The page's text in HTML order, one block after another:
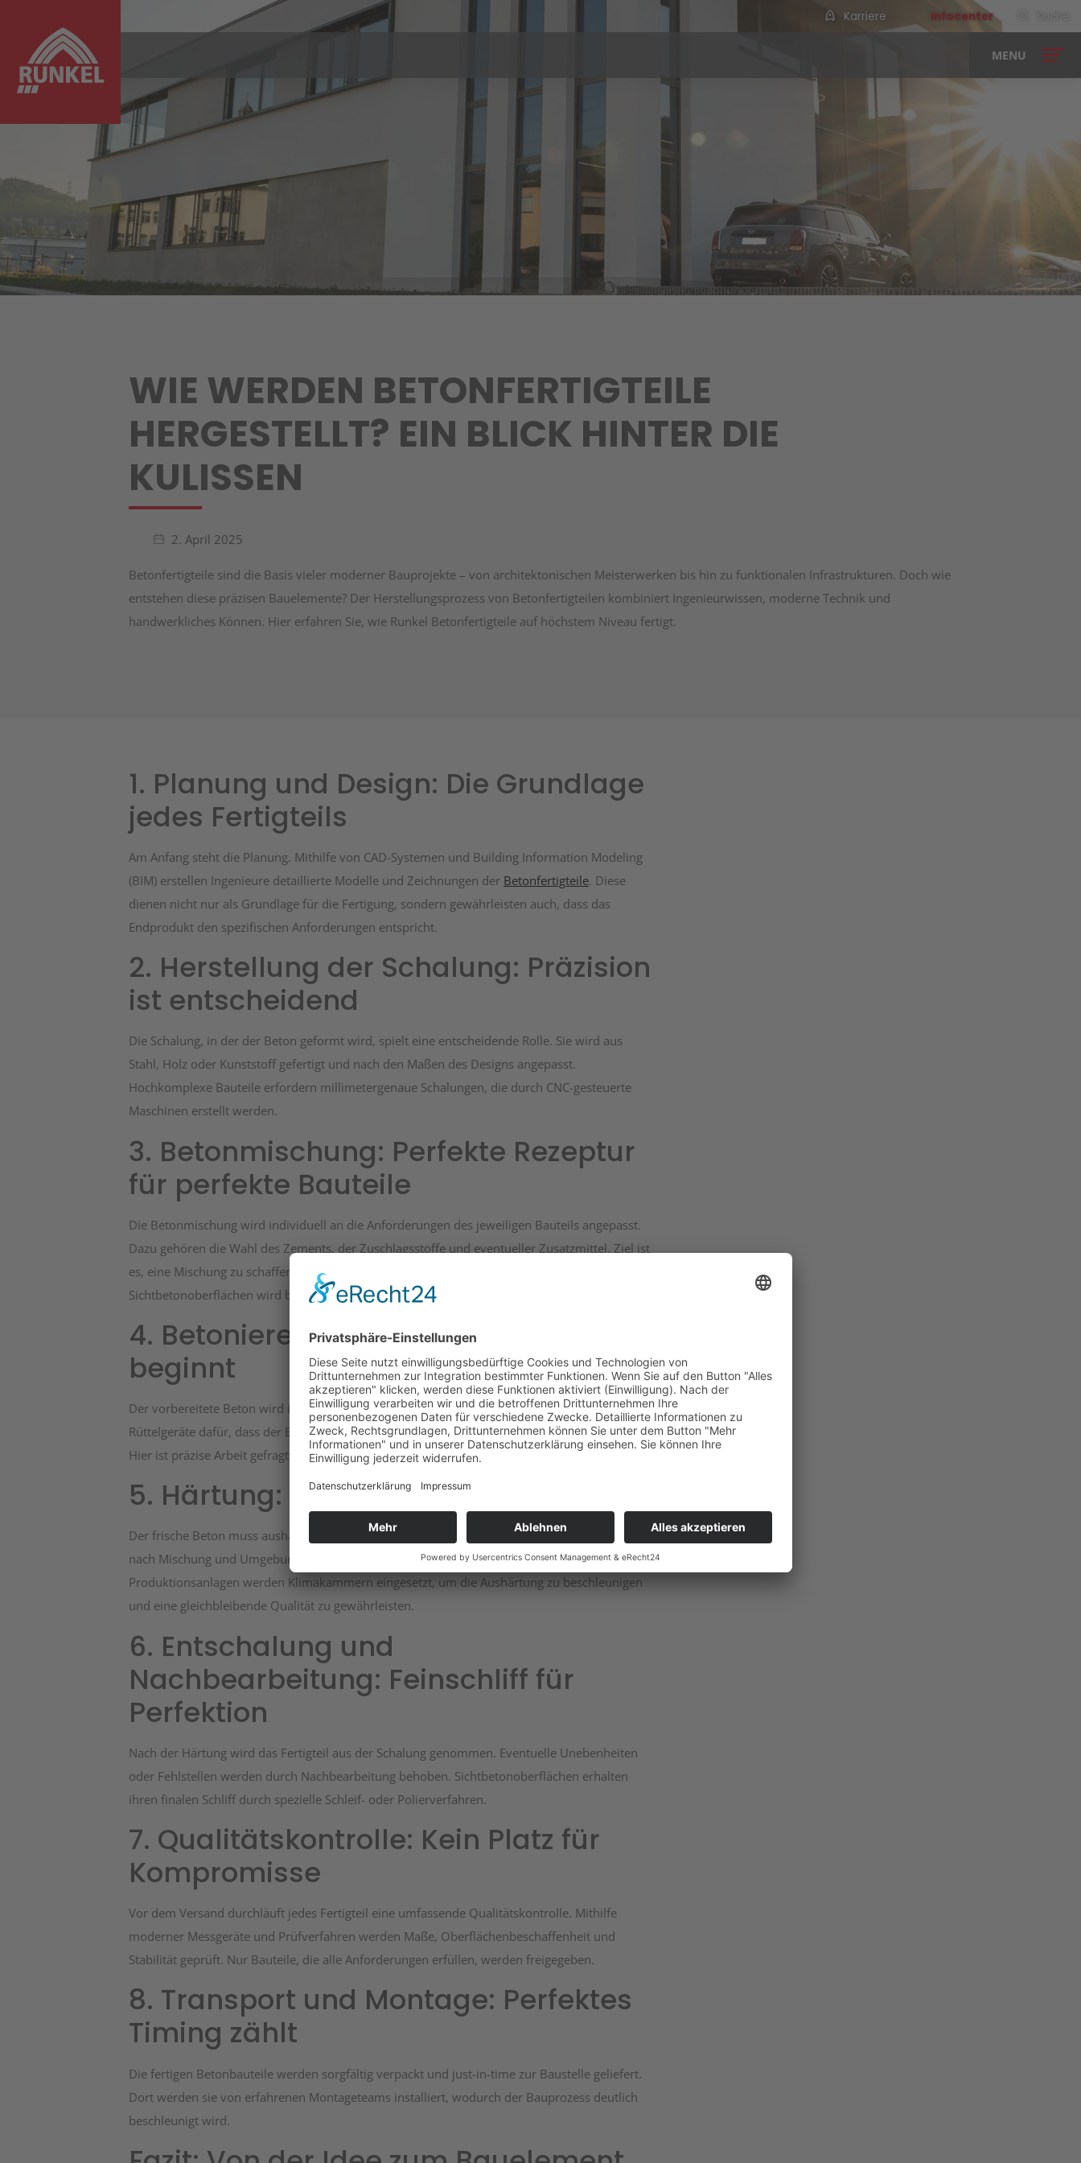
Karriere Infocenter
MENU
MENU SCHLIESSEN
Ihr Projekt
Leistungen
PlanConsult
UnternehmenWIE WERDEN BETONFERTIGTEILE
HERGESTELLT? EIN BLICK HINTER DIE
KULISSEN
2. April 2025
Betonfertigteile sind die Basis vieler moderner Bauprojekte – von architektonischen Meisterwerken bis hin zu funktionalen Infrastrukturen. Doch wie
entstehen diese präzisen Bauelemente? Der Herstellungsprozess von Betonfertigteilen kombiniert Ingenieurwissen, moderne Technik und
handwerkliches Können. Hier erfahren Sie, wie Runkel Betonfertigteile auf höchstem Niveau fertigt.
1. Planung und Design: Die Grundlage
jedes Fertigteils
Am Anfang steht die Planung. Mithilfe von CAD-Systemen und Building Information Modeling
(BIM) erstellen Ingenieure detaillierte Modelle und Zeichnungen der Betonfertigteile. Diese
dienen nicht nur als Grundlage für die Fertigung, sondern gewährleisten auch, dass das
Endprodukt den spezifischen Anforderungen entspricht.
2. Herstellung der Schalung: Präzision
ist entscheidend
Die Schalung, in der der Beton geformt wird, spielt eine entscheidende Rolle. Sie wird aus
Stahl, Holz oder Kunststoff gefertigt und nach den Maßen des Designs angepasst.
Hochkomplexe Bauteile erfordern millimetergenaue Schalungen, die durch CNC-gesteuerte
Maschinen erstellt werden.
3. Betonmischung: Perfekte Rezeptur
für perfekte Bauteile
Die Betonmischung wird individuell an die Anforderungen des jeweiligen Bauteils angepasst.
Dazu gehören die Wahl des Zements, der Zuschlagsstoffe und eventueller Zusatzmittel. Ziel ist
es, eine Mischung zu schaffen, die sowohl stabil als auch optisch ansprechend ist. Für
Sichtbetonoberflächen wird besonders feiner Beton verwendet.
4. Betonieren: Der Fertigungsprozess
beginnt
Der vorbereitete Beton wird in die Schalung gegossen. Dabei sorgen Vibrationstische oder
Rüttelgeräte dafür, dass der Beton gleichmäßig verteilt wird und keine Hohlräume entstehen.
Hier ist präzise Arbeit gefragt, da selbst kleinste Fehler später sichtbar sein können.
5. Härtung: Zeit für Stabilität
Der frische Beton muss aushärten, um seine Endfestigkeit zu erreichen. Dieser Prozess kann je
nach Mischung und Umgebungsbedingungen mehrere Tage dauern. In modernen
Produktionsanlagen werden Klimakammern eingesetzt, um die Aushärtung zu beschleunigen
und eine gleichbleibende Qualität zu gewährleisten.
6. Entschalung und
Nachbearbeitung: Feinschliff für
Perfektion
Nach der Härtung wird das Fertigteil aus der Schalung genommen. Eventuelle Unebenheiten
oder Fehlstellen werden durch Nachbearbeitung behoben. Sichtbetonoberflächen erhalten
ihren finalen Schliff durch spezielle Schleif- oder Polierverfahren.
7. Qualitätskontrolle: Kein Platz für
Kompromisse
Vor dem Versand durchläuft jedes Fertigteil eine umfassende Qualitätskontrolle. Mithilfe
moderner Messgeräte und Prüfverfahren werden Maße, Oberflächenbeschaffenheit und
Stabilität geprüft. Nur Bauteile, die alle Anforderungen erfüllen, werden freigegeben.
8. Transport und Montage: Perfektes
Timing zählt
Die fertigen Betonbauteile werden sorgfältig verpackt und just-in-time zur Baustelle geliefert.
Dort werden sie von erfahrenen Montageteams installiert, wodurch der Bauprozess deutlich
beschleunigt wird.